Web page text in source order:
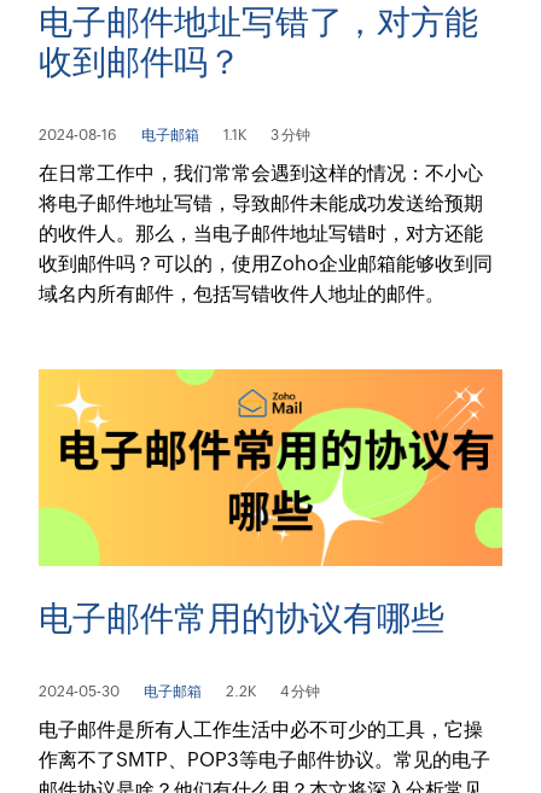
电子邮件地址写错了，对方能
收到邮件吗？
2024-08-16 电子邮箱 1.1K 3 分钟
在日常工作中，我们常常会遇到这样的情况：不小心
将电子邮件地址写错，导致邮件未能成功发送给预期
的收件人。那么，当电子邮件地址写错时，对方还能
收到邮件吗？可以的，使用Zoho企业邮箱能够收到同
域名内所有邮件，包括写错收件人地址的邮件。
电子邮件常用的协议有哪些
2024-05-30 电子邮箱 2.2K 4 分钟
电子邮件是所有人工作生活中必不可少的工具，它操
作离不了SMTP、POP3等电子邮件协议。常见的电子